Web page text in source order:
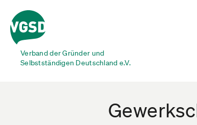
Verband der Gründer und
Selbstständigen Deutschland e.V.